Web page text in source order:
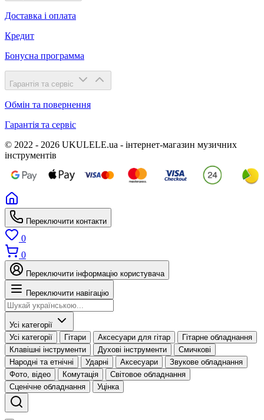
Доставка і оплата
Кредит
Бонусна программа
Гарантія та сервіс
Обмін та повернення
Гарантія та сервіс
© 2022 - 2026 UKULELE.ua - інтернет-магазин музичних
інструментів
Переключити контакти
0
0
Переключити інформацію користувача
Переключити навігацію
Усі категорії
Усі категорії
Гітари Аксесуари для гітар
Гітарне обладнання
Клавішні інструменти
Духові інструменти
Смичкові
Народні та етнічні
Ударні Аксесуари
Звукове обладнання
Фото, відео
Комутація
Світовое обладнання
Сценічне обладнання
Уцінка